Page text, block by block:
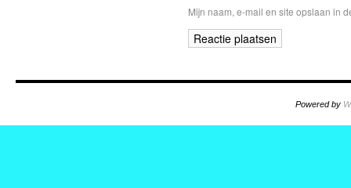
Mijn naam, e-mail en site opslaan in
Powered by